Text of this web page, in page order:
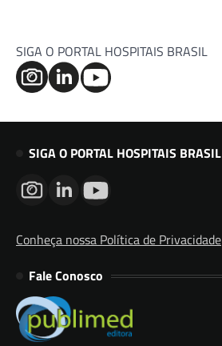
SIGA O PORTAL HOSPITAIS BRASIL
SIGA O PORTAL HOSPITAIS BRASIL
Conheça nossa Política de Privacidade
Fale Conosco